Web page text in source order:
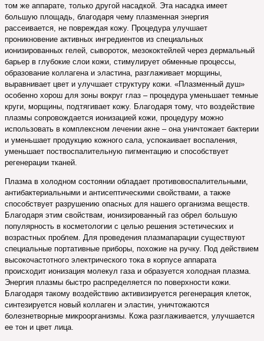
том же аппарате, только другой насадкой. Эта насадка имеет
большую площадь, благодаря чему плазменная энергия
рассеивается, не повреждая кожу. Процедура улучшает
проникновение активных ингредиентов из специальных
ионизированных гелей, сывороток, мезококтейлей через дермальный
барьер в глубокие слои кожи, стимулирует обменные процессы,
образование коллагена и эластина, разглаживает морщины,
выравнивает цвет и улучшает структуру кожи. «Плазменный душ»
особенно хорош для зоны вокруг глаз – процедура уменьшает темные
круги, морщины, подтягивает кожу. Благодаря тому, что воздействие
плазмы сопровождается ионизацией кожи, процедуру можно
использовать в комплексном лечении акне – она уничтожает бактерии
и уменьшает продукцию кожного сала, успокаивает воспаления,
уменьшает поствоспалительную пигментацию и способствует
регенерации тканей.
Плазма в холодном состоянии обладает противовоспалительными,
антибактериальными и антисептическими свойствами, а также
способствует разрушению опасных для нашего организма веществ.
Благодаря этим свойствам, ионизированный газ обрел большую
популярность в косметологии с целью решения эстетических и
возрастных проблем. Для проведения плазмапарации существуют
специальные портативные приборы, похожие на ручку. Под действием
высокочастотного электрического тока в корпусе аппарата
происходит ионизация молекул газа и образуется холодная плазма.
Энергия плазмы быстро распределяется по поверхности кожи.
Благодаря такому воздействию активизируется регенерация клеток,
синтезируется новый коллаген и эластин, уничтожаются
болезнетворные микроорганизмы. Кожа разглаживается, улучшается
ее тон и цвет лица.